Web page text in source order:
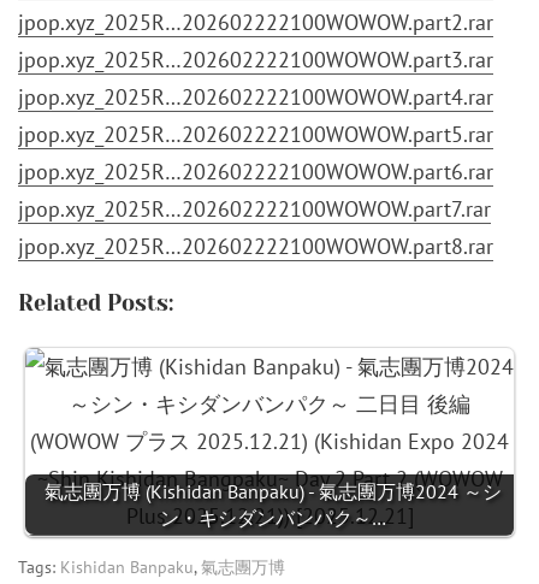
jpop.xyz_2025R…202602222100WOWOW.part2.rar
jpop.xyz_2025R…202602222100WOWOW.part3.rar
jpop.xyz_2025R…202602222100WOWOW.part4.rar
jpop.xyz_2025R…202602222100WOWOW.part5.rar
jpop.xyz_2025R…202602222100WOWOW.part6.rar
jpop.xyz_2025R…202602222100WOWOW.part7.rar
jpop.xyz_2025R…202602222100WOWOW.part8.rar
Related Posts:
氣志團万博 (Kishidan Banpaku) - 氣志團万博2024 ～シ
ン・キシダンバンパク～…
Tags: Kishidan Banpaku,氣志團万博